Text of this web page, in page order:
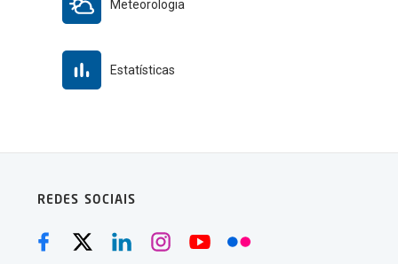
Meteorologia
Estatísticas
REDES SOCIAIS